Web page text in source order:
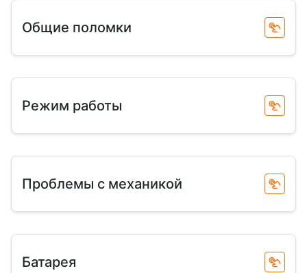
Общие поломки
Режим работы
Проблемы с механикой
Батарея